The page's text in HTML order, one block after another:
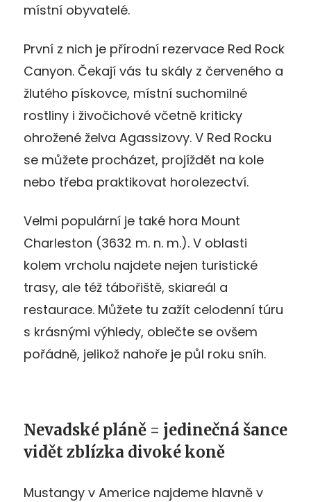
místní obyvatelé.
První z nich je přírodní rezervace Red Rock
Canyon. Čekají vás tu skály z červeného a
žlutého pískovce, místní suchomilné
rostliny i živočichové včetně kriticky
ohrožené želva Agassizovy. V Red Rocku
se můžete procházet, projíždět na kole
nebo třeba praktikovat horolezectví.
Velmi populární je také hora Mount
Charleston (3632 m. n. m.). V oblasti
kolem vrcholu najdete nejen turistické
trasy, ale též tábořiště, skiareál a
restaurace. Můžete tu zažít celodenní túru
s krásnými výhledy, oblečte se ovšem
pořádně, jelikož nahoře je půl roku sníh.
Nevadské pláně = jedinečná šance
vidět zblízka divoké koně
Mustangy v Americe najdeme hlavně v